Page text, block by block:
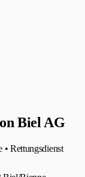
Biel AG
Rettungsdienst